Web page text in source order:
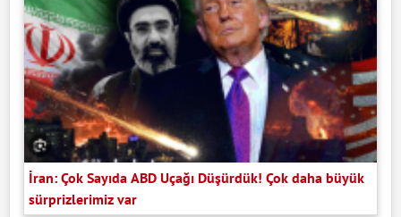
İran: Çok Sayıda ABD Uçağı Düşürdük! Çok daha büyük
sürprizlerimiz var